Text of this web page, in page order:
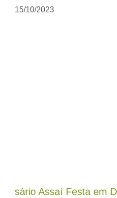
15/10/2023
sário Assaí Festa em